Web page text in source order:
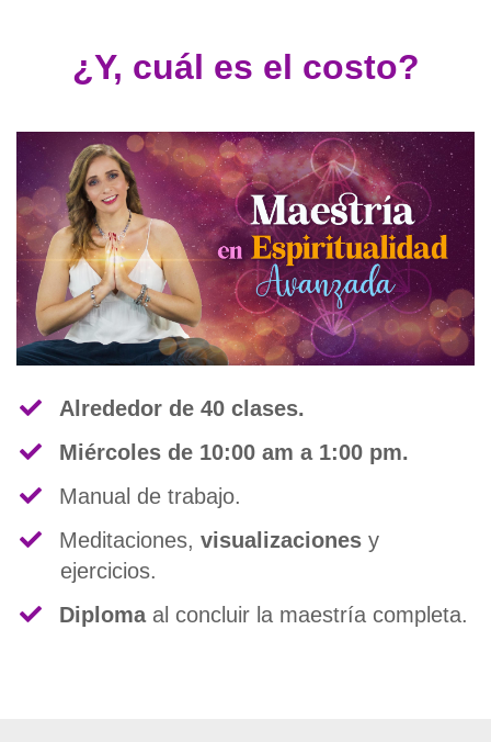
¿Y, cuál es el costo?
Alrededor de 40 clases.
Miércoles de 10:00 am a 1:00 pm.
​Manual de trabajo.
​Meditaciones, visualizaciones y
ejercicios.
Diplomaal concluir la maestría completa.